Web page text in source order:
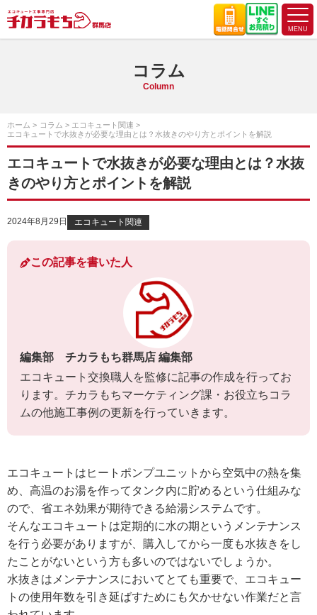
コラム
Column
ホーム コラム
エコキュート関連
エコキュートで水抜きが必要な理由とは？水抜きのやり方とポイントを解説
エコキュートで水抜きが必要な理由とは？水抜
きのやり方とポイントを解説
2024年8月29日 エコキュート関連
この記事を書いた人
編集部 チカラもち群馬店 編集部
エコキュート交換職人を監修に記事の作成を行ってお
ります。チカラもちマーケティング課・お役立ちコラ
ムの他施工事例の更新を行っていきます。
エコキュートはヒートポンプユニットから空気中の熱を集
め、高温のお湯を作ってタンク内に貯めるという仕組みな
ので、省エネ効果が期待できる給湯システムです。
そんなエコキュートは定期的に水の期というメンテナンス
を行う必要がありますが、購入してから一度も水抜きをし
たことがないという方も多いのではないでしょうか。
水抜きはメンテナンスにおいてとても重要で、エコキュー
トの使用年数を引き延ばすためにも欠かせない作業だと言